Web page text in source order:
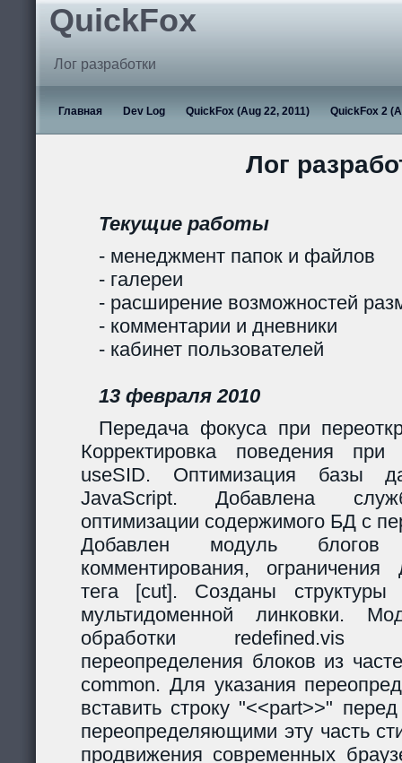
QuickFox
Лог разработки
Главная Dev Log QuickFox (Aug 22, 2011) QuickFox 2
Лог
Текущие работы
- менеджмент папок и файлов
- галереи
- расширение возможностей
- комментарии и дневники
- кабинет пользователей
13 февраля 2010
Передача фокуса при
Корректировка поведения
useSID. Оптимизация базы
JavaScript. Добавлена
оптимизации содержимого БД с
Добавлен модуль
комментирования, ограничения
тега [cut]. Созданы
мультидоменной линковки.
обработки redefined.vis
переопределения блоков из
common. Для указания
вставить строку "<<part>>"
переопределяющими эту часть
продвижения современных